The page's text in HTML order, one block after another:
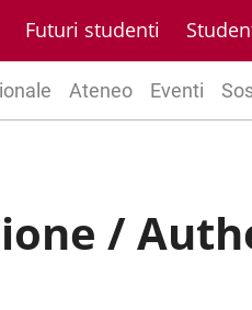
Futuri studenti
Ateneo Eventi
/